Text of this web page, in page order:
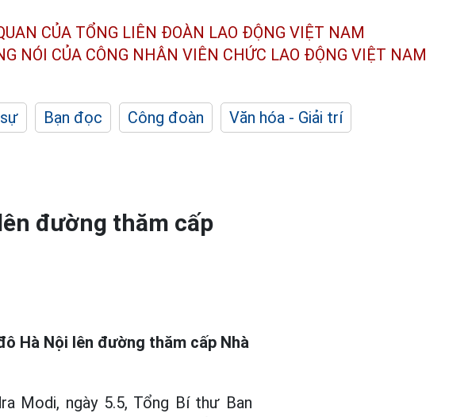
CỦA TỔNG LIÊN ĐOÀN LAO ĐỘNG VIỆT NAM
NÓI CỦA CÔNG NHÂN VIÊN CHỨC LAO ĐỘNG VIỆT NAM
Bạn đọc Công đoàn
Văn hóa - Giải trí
đường thăm cấp
Hà Nội lên đường thăm cấp Nhà
Modi, ngày 5.5, Tổng Bí thư Ban